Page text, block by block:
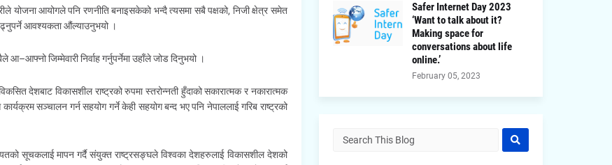
योजना आयोगले पनि रणनीति बनाइसकेको भन्दै त्यसमा सबै पक्षको, निजी क्षेत्र समेत
आवश्यकता औंल्याउनुभयो ।
आ–आफ्नो जिम्मेवारी निर्वाह गर्नुपर्नेमा उहाँले जोड दिनुभयो ।
देशबाट विकासशील राष्ट्रको रुपमा स्तरोन्नती हुँदाको सकारात्मक र नकारात्मक
कार्यक्रम सञ्चालन गर्न सहयोग गर्ने केही सहयोग बन्द भए पनि नेपाललाई गरिब राष्ट्रको
सूचकलाई मापन गर्दै संयुक्त राष्ट्रसङ्घले विश्वका देशहरुलाई विकासशील देशको
Safer Internet Day 2023
‘Want to talk about it?
Making space for
conversations about life
online.’
February 05, 2023